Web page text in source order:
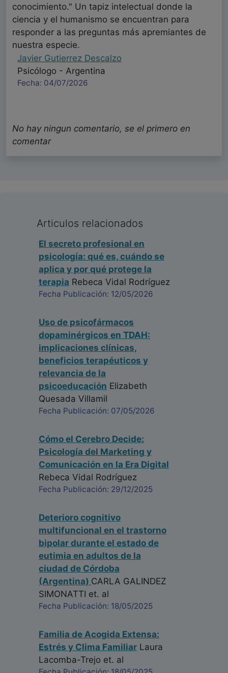
conocimiento." Un tapiz intelectual donde la
ciencia y el humanismo se encuentran para
responder a las preguntas más apremiantes de
nuestra especie.
Javier Gutierrez Descalzo
Psicólogo - Argentina
Fecha: 04/07/2026
No hay ningun comentario, se el primero en
comentar
Articulos relacionados
El secreto profesional en
psicología: qué es, cuándo se
aplica y por qué protege la
terapia Rebeca Vidal Rodríguez
Fecha Publicación: 12/05/2026
Uso de psicofármacos
dopaminérgicos en TDAH:
implicaciones clínicas,
beneficios terapéuticos y
relevancia de la
psicoeducación Elizabeth
Quesada Villamil
Fecha Publicación: 07/05/2026
Cómo el Cerebro Decide:
Psicología del Marketing y
Comunicación en la Era Digital
Rebeca Vidal Rodríguez
Fecha Publicación: 29/12/2025
Deterioro cognitivo
multifuncional en el trastorno
bipolar durante el estado de
eutimia en adultos de la
ciudad de Córdoba
(Argentina) CARLA GALINDEZ
SIMONATTI et. al
Fecha Publicación: 18/05/2025
Familia de Acogida Extensa:
Estrés y Clima Familiar Laura
Lacomba-Trejo et. al